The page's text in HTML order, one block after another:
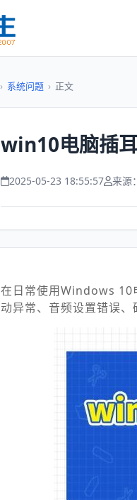
› 系统问题 › 正文
win10电脑插
2025-05-23 18:55:57 来源
在日常使用Windows 10
动异常、音频设置错误、